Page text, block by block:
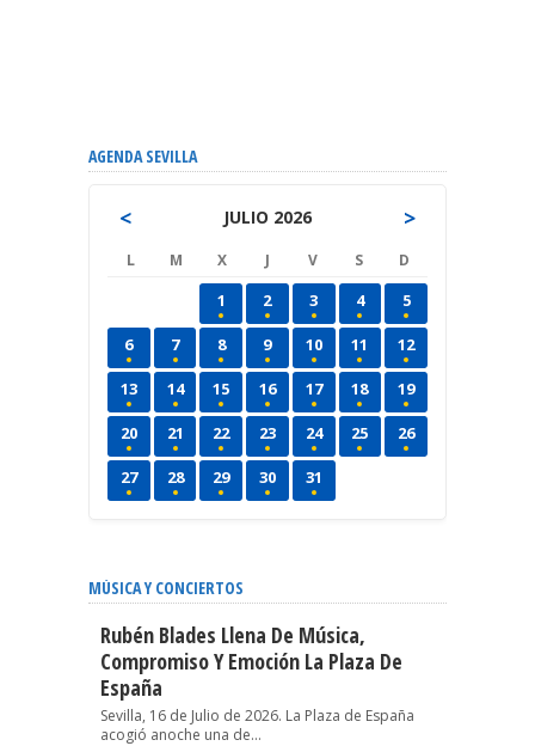
AGENDA SEVILLA
< JULIO 2026 >
L M X J V S D
1 2 3 4 5
6 7 8 9 10 11 12
13 14 15 16 17 18 19
20 21 22 23 24 25 26
27 28 29 30 31
MÚSICA Y CONCIERTOS
Rubén Blades Llena De Música,
Compromiso Y Emoción La Plaza De
España
Sevilla, 16 de Julio de 2026. La Plaza de España
acogió anoche una de...